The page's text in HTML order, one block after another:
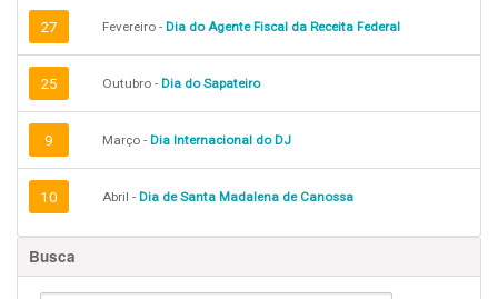
27 Fevereiro - Dia do Agente Fiscal da Receita Federal
25 Outubro - Dia do Sapateiro
9 Março - Dia Internacional do DJ
10 Abril - Dia de Santa Madalena de Canossa
Busca